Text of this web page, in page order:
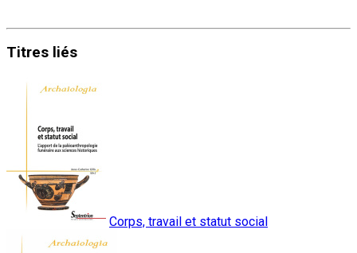
Titres liés
Corps, travail et statut social